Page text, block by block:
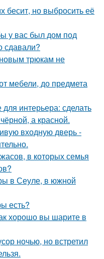
бесит, но выбросить её
у вас был дом под
сдавали?
новым трюкам не
мебели, до предмета
интерьера: сделать
а красной.
входную дверь -
в которых семья
в Сеуле, в южной
есть?
хорошо вы шарите в
ночью, но встретил